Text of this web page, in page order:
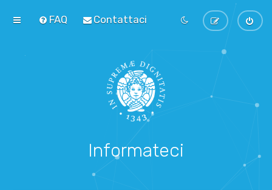
FAQ Contattaci
Informateci